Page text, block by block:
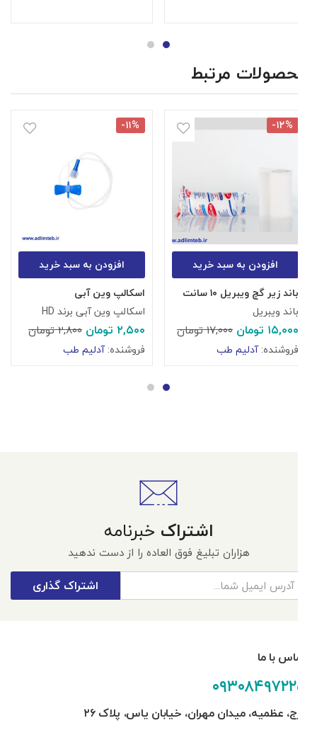
محصولات مرتبط
افزودن به سبد خرید
-۱۲%
باند زیر گچ ویبریل ۱۰ سانت
باند ویبریل
۱۵,۰۰۰ تومان۱۷,۰۰۰تومان
فروشنده:آدلیم طب
افزودن به سبد خرید
-۱۱%
اسکالپ وین آبی
اسکالپ وین آبی برند HD
۲,۵۰۰تومان۲,۸۰۰تومان
فروشنده:آدلیم طب
اشتراکخبرنامه
هزاران تبلیغ فوق العاده را از دست ندهید
اشتراک گذاری
تماس با ما
۰۹۳۰۸۴۹۷۲۲۵
کرج، عظمیه، میدان مهران، خیابان یاس، پلاک ۲۶